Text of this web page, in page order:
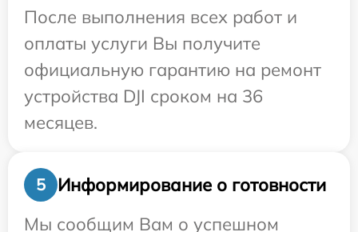
После выполнения всех работ и
оплаты услуги Вы получите
официальную гарантию на ремонт
устройства DJI сроком на 36
месяцев.
5
Информирование о готовности
Мы сообщим Вам о успешном